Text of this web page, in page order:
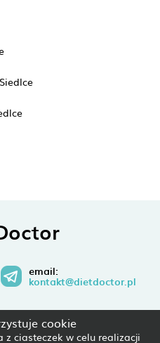
cookie
ciasteczek w celu realizacji
email:
kontakt@dietdoctor.pl